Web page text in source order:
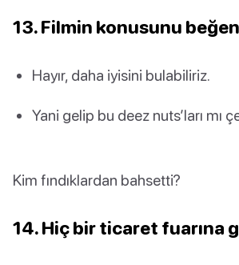
13. Filmin konusunu
Hayır, daha iyisini bulabiliriz.
Yani gelip bu deez nuts’ları mı
Kim fındıklardan bahsetti?
14. Hiç bir ticaret fuarına